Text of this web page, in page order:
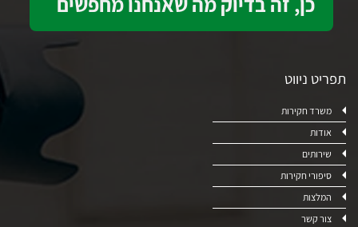
תפריט ניווט
משרד חקירות
אודות
שירותים
סיפורי חקירות
המלצות
צור קשר